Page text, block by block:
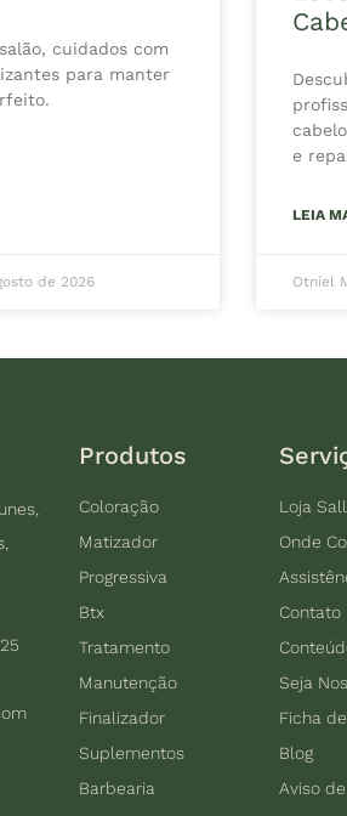
cuidados com
para manter
de 2026
e
LEIA
Otniel
Produtos
Coloração
Matizador
Progressiva
Btx
Tratamento
Manutenção
Finalizador
Suplementos
Barbearia
Loja
Onde
Contato
Seja
Ficha
Blog
Aviso